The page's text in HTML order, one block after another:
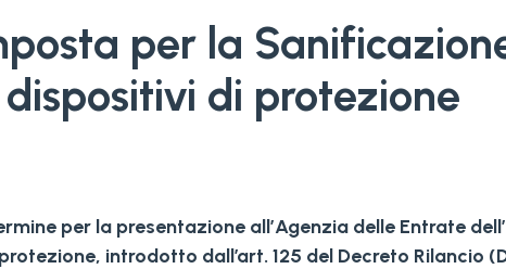
per la
dispositivi di protezione
per la presentazione all’Agenzia delle Entrate
introdotto dall’art. 125 del Decreto Rilancio